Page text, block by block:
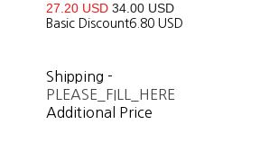
27.20 USD34.00 USD
Basic Discount6.80 USD
Shipping-
PLEASE_FILL_HERE
Additional Price